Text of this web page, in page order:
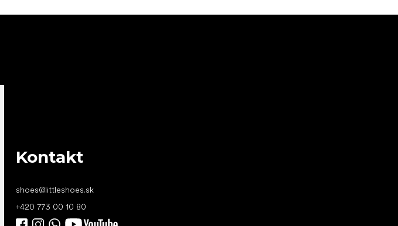
Kontakt
shoes@littleshoes.sk
+420 773 00 10 80